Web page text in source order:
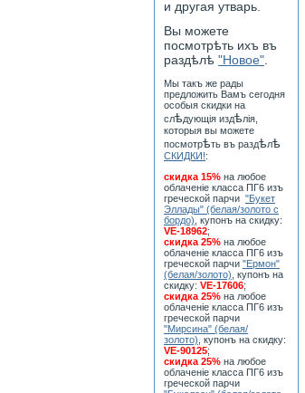
и другая утварь.
Вы можете
посмотрѣть ихъ въ
раздѣлѣ "Новое"
Мы такъ же рады
предложить Вамъ сегодня
особыя скидки на
слѣдующiя издѣлiя,
которыя вы можете
посмотрѣть въ раздѣлѣ
СКИДКИ!:
скидка 15% на любое
облаченiе класса ПГ6 изъ
греческой парчи "Букет
Эллады" (белая/золото с
бордо) , купонъ на скидку:
VE-18962;
скидка 25% на любое
облаченiе класса ПГ6 изъ
греческой парчи "Ермон"
(белая/золото) , купонъ на
скидку: VE-17606;
скидка 25% на любое
облаченiе класса ПГ6 изъ
греческой парчи
"Мирсина" (белая/
золото) , купонъ на скидку:
VE-90125;
скидка 25% на любое
облаченiе класса ПГ6 изъ
греческой парчи